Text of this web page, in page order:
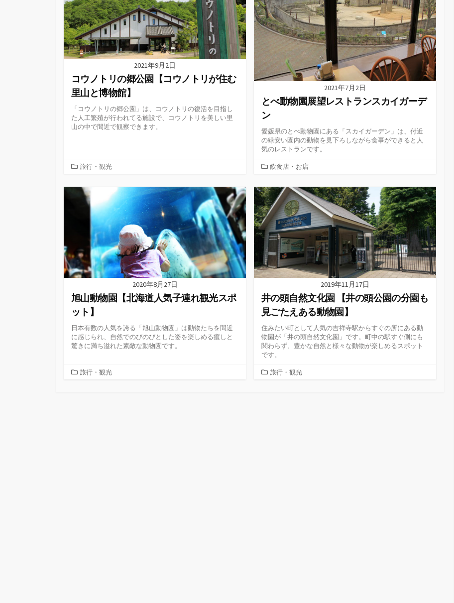
2021年9月2日
コウノトリの郷公園【コウノトリが住む
里山と博物館】
「コウノトリの郷公園」は、コウノトリの復活を目指し
た人工繁殖が行われてる施設で、コウノトリを美しい里
山の中で間近で観察できます。
カ
ゴ
旅行・観光
2021年7月2日
とべ動物園展望レストランスカイガーデ
ン
愛媛県のとべ動物園にある「スカイガーデン」は、付近
の緑安い園内の動物を見下ろしながら食事ができると人
気のレストランです。
カ
ゴ
リ
ー
飲食店・お店
2020年8月27日
旭山動物園【北海道人気子連れ観光スポ
ット】
日本有数の人気を誇る「旭山動物園」は動物たちを間近
に感じられ、自然でのびのびとした姿を楽しめる癒しと
驚きに満ち溢れた素敵な動物園です。
カ旅行・観光
2019年11月17日
井の頭自然文化園 【井の頭公園の分園も
見ごたえある動物園】
住みたい町として人気の吉祥寺駅からすぐの所にある動
物園が「井の頭自然文化園」です。町中の駅すぐ側にも
関わらず、豊かな自然と様々な動物が楽しめるスポット
です。
カ旅行・観光